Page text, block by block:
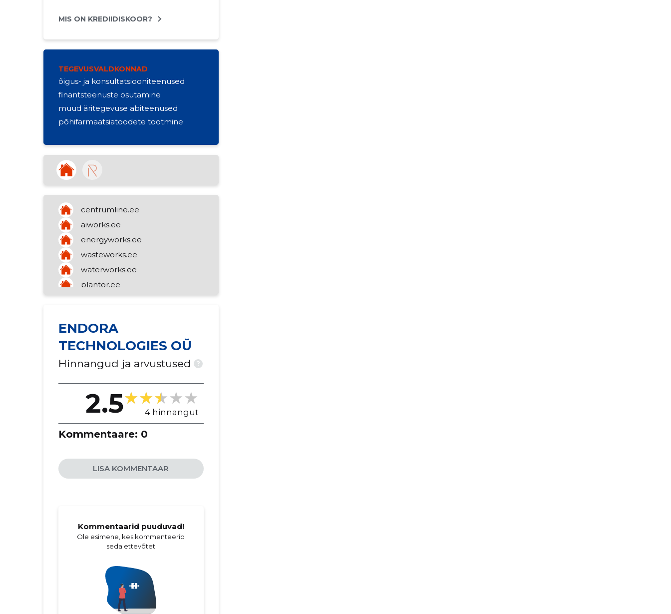
MIS ON KREDIIDISKOOR?
TEGEVUSVALDKONNAD
õigus- ja konsultatsiooniteenused
finantsteenuste osutamine
muud äritegevuse abiteenused
põhifarmaatsiatoodete tootmine
centrumline.ee
aiworks.ee
energyworks.ee
wasteworks.ee
waterworks.ee
plantor.ee
ENDORA
TECHNOLOGIES OÜ
Hinnangud ja arvustused ?
2.5 4 hinnangut
Kommentaare: 0
LISA KOMMENTAAR
Kommentaarid puuduvad!
Ole esimene, kes kommenteerib
seda ettevõtet